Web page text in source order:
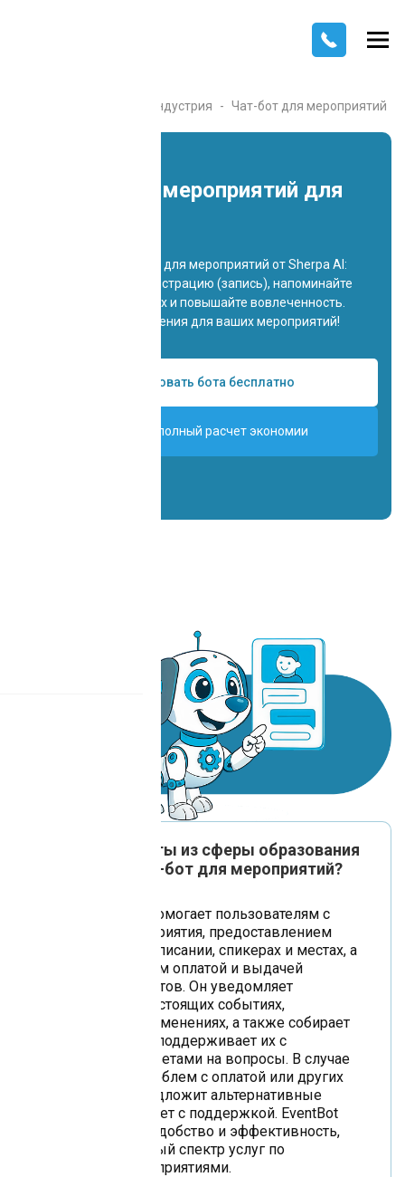
Индустрия Чат-бот для мероприятий
Чат-бот для мероприятий для
Разработка чат-ботов для мероприятий от Sherpa AI:
автоматизируйте регистрацию (запись), напоминайте
участникам о событиях и повышайте вовлеченность.
Индивидуальные решения для ваших мероприятий!
Попробовать бота бесплатно
Получить полный расчет экономии
Как наши клиенты из сферы образования
используют чат-бот для мероприятий?
Чат-бот EventBot помогает пользователям с
записью на мероприятия, предоставлением
информации о расписании, спикерах и местах, а
также управлением оплатой и выдачей
электронных билетов. Он уведомляет
участников о предстоящих событиях,
напоминаниях и изменениях, а также собирает
обратную связь и поддерживает их с
оперативными ответами на вопросы. В случае
нехватки мест, проблем с оплатой или других
вопросов, бот предложит альтернативные
решения или свяжет с поддержкой. EventBot
ориентирован на удобство и эффективность,
обеспечивая полный спектр услуг по
управлению мероприятиями.